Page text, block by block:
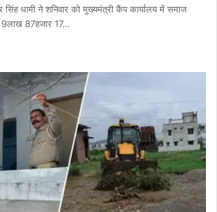
सिंह धामी ने शनिवार को मुख्यमंत्री कैंप कार्यालय में समाज
9लाख 87हजार 17…